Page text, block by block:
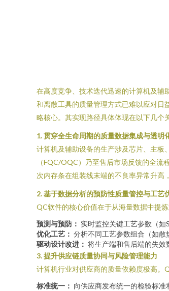
在高度竞争、技术迭代迅速的计算机及辅
和离散工具的质量管理方式已难以应对日
略核心。其实现路径具体体现在以下几个
1. 贯穿全生命周期的质量数据集成与透明
计算机及辅助设备的生产涉及芯片、主
（FQC/OQC）乃至售后市场反馈的全
次内存条在组装线末端的不良率异常升高
2. 基于数据分析的预防性质量管控与工艺
QC软件的核心价值在于从海量数据中提
预测与预防： 实时监控关键工艺参数（
优化工艺： 分析不同工艺参数组合（如散
驱动设计改进： 将生产端和售后端的失效
3. 提升供应链质量协同与风险管理能力
计算机行业对供应商的质量依赖度极高。
标准统一： 向供应商发布统一的检验标准